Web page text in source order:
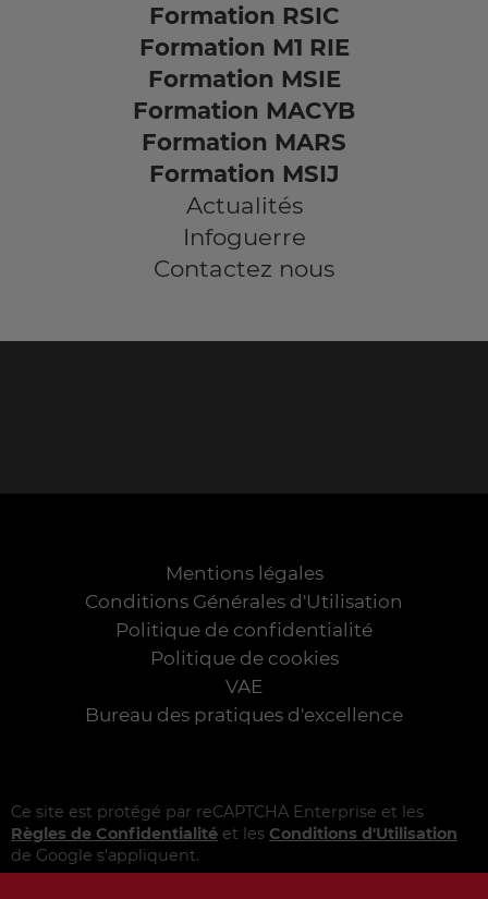
Formation RSIC
Formation M1 RIE
Formation MSIE
Formation MACYB
Formation MARS
Formation MSIJ
Actualités
Infoguerre
Contactez nous
Mentions légales
Conditions Générales d'Utilisation
Politique de confidentialité
Politique de cookies
VAE
Bureau des pratiques d'excellence
Ce site est protégé par reCAPTCHA Enterprise et les
Règles de Confidentialité et les Conditions d'Utilisation
de Google s'appliquent.